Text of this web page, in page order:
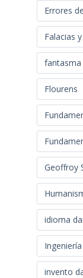
Errores
Falacias
Flourens
Geoffroy
idioma
invento